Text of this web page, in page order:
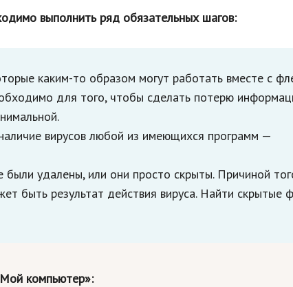
выполнить ряд обязательных шагов:
каким-то образом могут работать вместе с
для того, чтобы сделать потерю
вирусов любой из имеющихся программ —
удалены, или они просто скрыты. Причиной
быть результат действия вируса. Найти скрытые
компьютер»: